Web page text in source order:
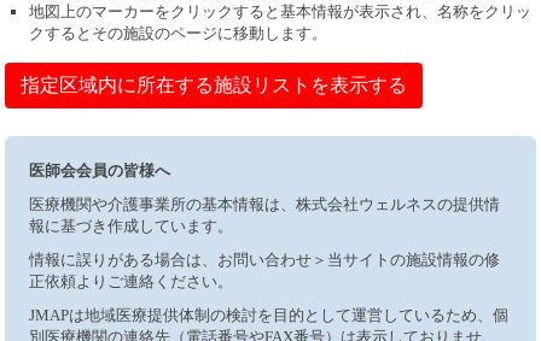
地図上のマーカーをクリックすると基本情報が表示され、名称をクリッ
クするとその施設のページに移動します。
指定区域内に所在する施設リストを表示する
医師会会員の皆様へ
医療機関や介護事業所の基本情報は、株式会社ウェルネスの提供情
報に基づき作成しています。
情報に誤りがある場合は、お問い合わせ＞当サイトの施設情報の修
正依頼よりご連絡ください。
JMAPは地域医療提供体制の検討を目的として運営しているため、個
別医療機関の連絡先（電話番号やFAX番号）は表示しておりませ